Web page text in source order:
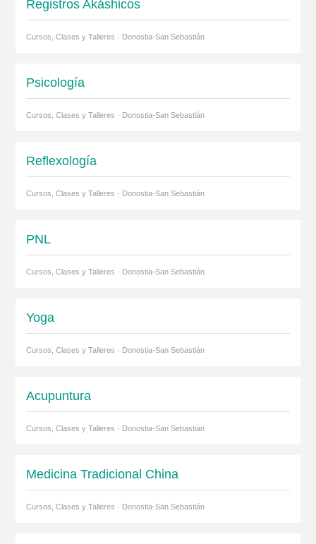
Registros Akáshicos
Cursos, Clases y Talleres · Donostia-San Sebastián
Psicología
Cursos, Clases y Talleres · Donostia-San Sebastián
Reflexología
Cursos, Clases y Talleres · Donostia-San Sebastián
PNL
Cursos, Clases y Talleres · Donostia-San Sebastián
Yoga
Cursos, Clases y Talleres · Donostia-San Sebastián
Acupuntura
Cursos, Clases y Talleres · Donostia-San Sebastián
Medicina Tradicional China
Cursos, Clases y Talleres · Donostia-San Sebastián